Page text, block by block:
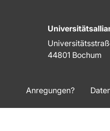
44801 Bochum
Anregungen?